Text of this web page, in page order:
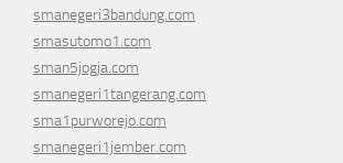
smanegeri3bandung.com
smasutomo1.com
sman5jogja.com
smanegeri1tangerang.com
sma1purworejo.com
smanegeri1jember.com